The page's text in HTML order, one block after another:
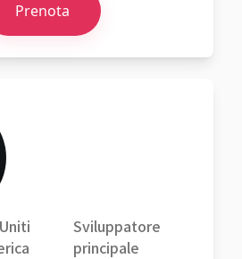
Prenota
Sviluppatore
principale